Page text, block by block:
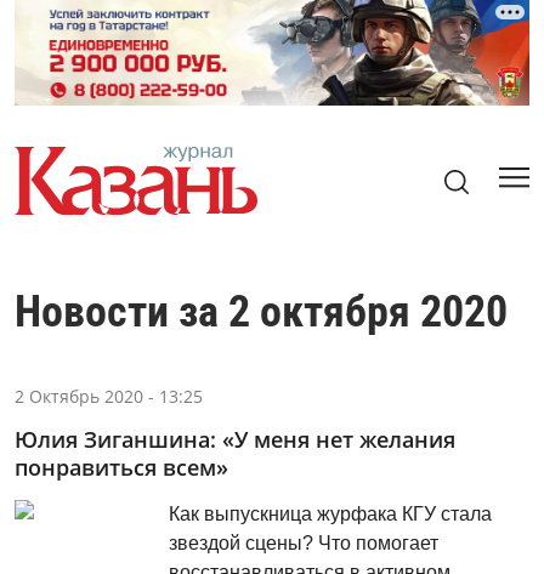
Новости за 2 октября 2020
2 Октябрь 2020 - 13:25
Юлия Зиганшина: «У меня нет желания
понравиться всем»
Как выпускница журфака КГУ стала
звездой сцены? Что помогает